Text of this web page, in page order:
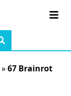
»67 Brainrot